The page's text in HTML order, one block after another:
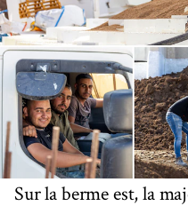
Sur la berme est, la